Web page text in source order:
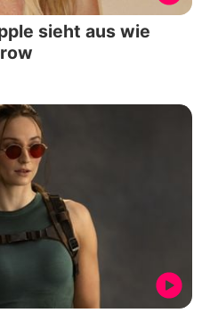
sieht aus wie